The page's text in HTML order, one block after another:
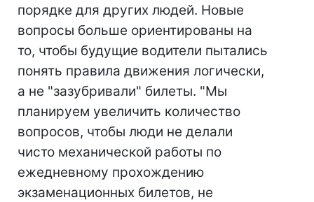
порядке для других людей. Новые
вопросы больше ориентированы на
то, чтобы будущие водители пытались
понять правила движения логически,
а не "зазубривали" билеты. "Мы
планируем увеличить количество
вопросов, чтобы люди не делали
чисто механической работы по
ежедневному прохождению
экзаменационных билетов, не